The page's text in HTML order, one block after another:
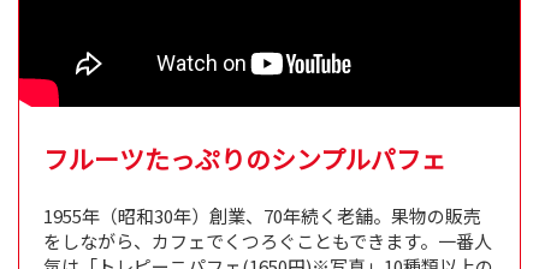
フルーツたっぷりのシンプルパフェ
1955年（昭和30年）創業、70年続く老舗。果物の販売
をしながら、カフェでくつろぐこともできます。一番人